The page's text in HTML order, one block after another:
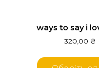
ways to say i
320,00 ₴